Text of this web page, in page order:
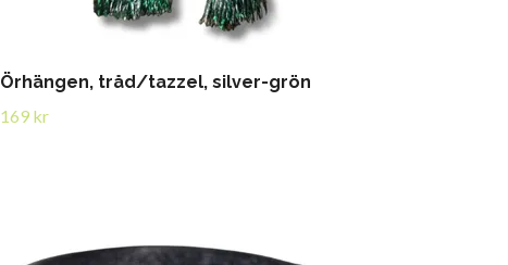
Örhängen, tråd/tazzel, silver-grön
169 kr